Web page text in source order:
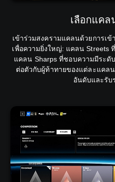
เลือกแค
เข้าร่วมสงครามแคลนด้วยการเ
เพื่อความยิ่งใหญ่: แคลน Streets
แคลน Sharps ที่ชอบความมีระดั
ต่อตัวกับผู้ท้าทายของแต่ละแคล
อันดับและรับ